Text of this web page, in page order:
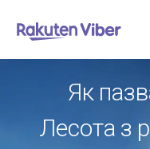
Як
Лесота з